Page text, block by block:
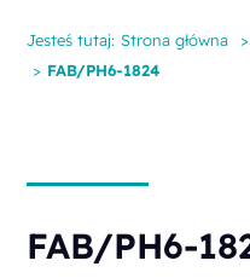
Jesteś tutaj: Strona główna >
> FAB/PH6-1824
FAB/PH6-